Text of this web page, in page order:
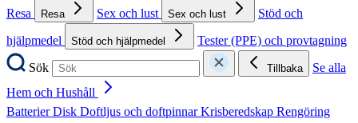
Resa
Resa Sex och lust Sex och lust
Stöd och
hjälpmedel
Stöd och hjälpmedel
Tester (PPE) och provtagning
Sök
Tillbaka
Se alla
Hem och Hushåll
BatterierDisk Doftljus och doftpinnarKrisberedskap Rengöring